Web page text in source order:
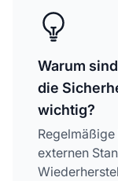
Warum
die
wichtig?
externen